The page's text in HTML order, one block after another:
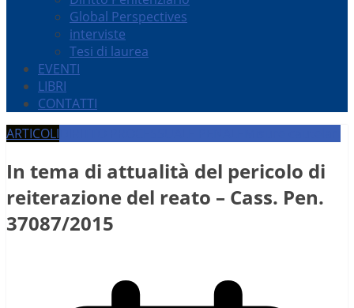
Global Perspectives
interviste
Tesi di laurea
EVENTI
LIBRI
CONTATTI
ARTICOLI
In tema di attualità del pericolo di
reiterazione del reato – Cass. Pen.
37087/2015